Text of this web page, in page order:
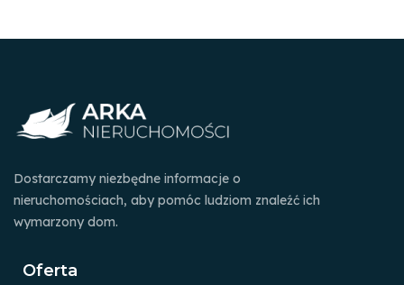
Dostarczamy niezbędne informacje o
nieruchomościach, aby pomóc ludziom znaleźć ich
wymarzony dom.
Oferta